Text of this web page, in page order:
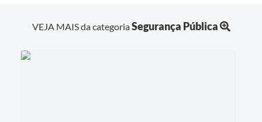
VEJA MAIS da categoriaSegurança Pública